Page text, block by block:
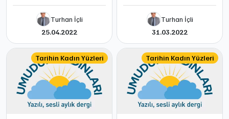
Turhan İçli
25.04.2022
Turhan İçli
31.03.2022
Tarihin Kadın Yüzleri Tarihin Kadın Yüzleri